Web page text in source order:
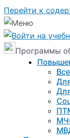
Перейти к
Программы